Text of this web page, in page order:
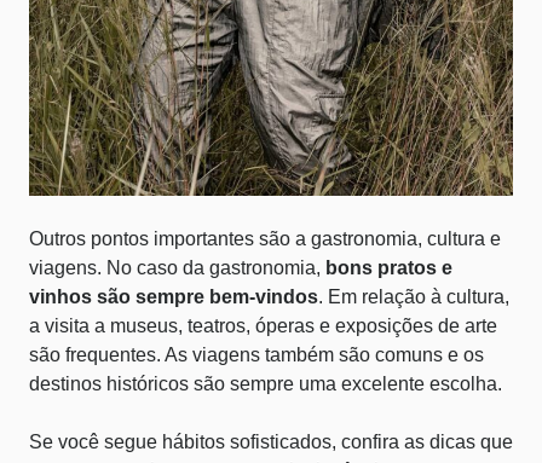
Outros pontos importantes são a gastronomia, cultura e
viagens. No caso da gastronomia, bons pratos e
vinhos são sempre bem-vindos. Em relação à cultura,
a visita a museus, teatros, óperas e exposições de arte
são frequentes. As viagens também são comuns e os
destinos históricos são sempre uma excelente escolha.
Se você segue hábitos sofisticados, confira as dicas que